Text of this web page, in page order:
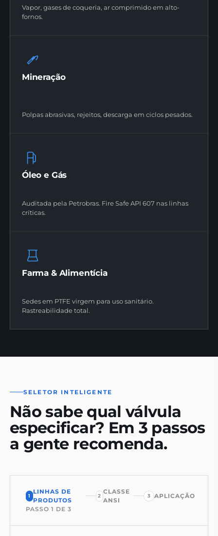
Vapor, gases de coqueria, ar comprimido em alto-
fornos.
Mineração
Polpas abrasivas, rejeitos, descarga em ciclos pesados.
Óleo e Gás
Auditada pela Petrobras. Fire Safe API 607 nas linhas
críticas.
Farma & Alimentícia
Sedes em PTFE virgem para uso sanitário.
Rastreabilidade total.
SELETOR INTELIGENTE
Não sabe qual válvula
especificar? Em 3 passos
a gente recomenda.
1
LINHAS DE
PRODUTOS
2
CLASSE
ANSI
3
APLICAÇÃO
PASSO 1 DE 3